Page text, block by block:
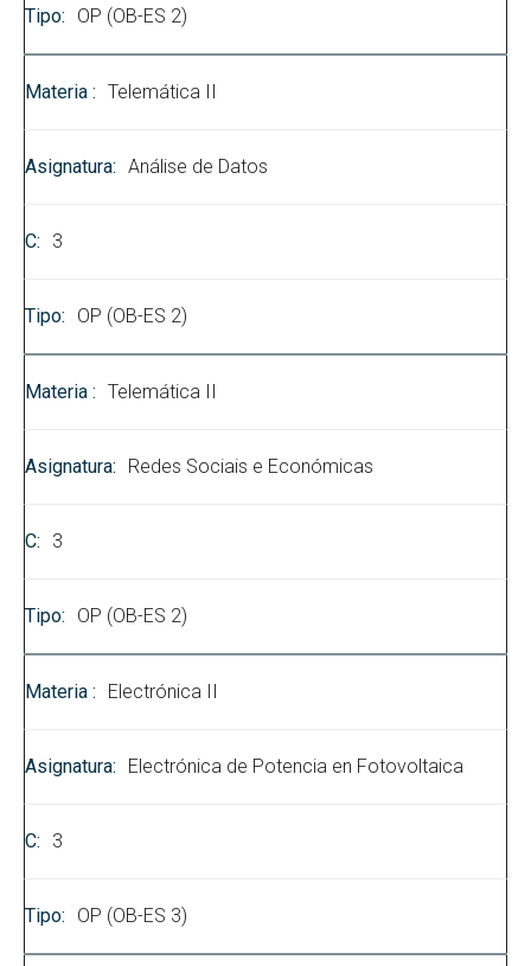
OP (OB-ES 2)
Telemática II
Análise de Datos
3
OP (OB-ES 2)
Telemática II
Redes Sociais e Económicas
3
OP (OB-ES 2)
Electrónica II
Electrónica de Potencia en Fotovoltaica
3
OP (OB-ES 3)